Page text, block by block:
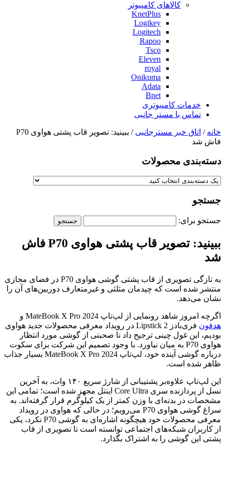
کالاهای کامپیوتر
KnetPlus
Logikey
Logitech
Rapoo
Tsco
Eleven
royal
Onikuma
Adata
Bnet
خدمات کامپیوتری
تماس با مستر جانبی
خانه / اتاق خبر مسترجانبی
/ ببینید: تصویر قاب پشتی هواوی P70
فاش شد
دسته‌بندی‌ محصولات
جستجو
جستجو برای:
ببینید: تصویر قاب پشتی هواوی P70 فاش
شد
به تازگی تصویری از قاب پشتی گوشی هواوی P70 در فضای مجازی
منتشر شده است که چیدمان مثلثی و غیرمتعارف دوربین‌های آن را
نشان می‌دهد.
اگرچه امروز شاهد رونمایی از لپ‌تاپ MateBook X Pro 2024 و
هدفون
فری‌بادز Lipstick 2 در رویداد معرفی محصولات جدید هواوی
بودیم، این غول چینی ترجیح داد تا صحبتی از گوشی مورد انتظار
هواوی P70 به میان نیاورد. با وجود تصمیم این شرکت برای سکوت
درباره گوشی آینده خود، لپ‌تاپ MateBook X Pro 2024 بسیار جذاب
ظاهر شده است.
این لپ‌تاپ علاوه‌بر پشتیبانی از شارژ سریع ۱۴۰ وات، به آخرین
نسل از پردازنده سری Core Ultra اینتل مجهز شده است؛ تمامی این
مشخصات در بدنه‌ای با وزن کمتر از یک کیلوگرم قرار گرفته‌اند. به
سراغ گوشی هواوی P70 می‌رویم؛ در حالی که هواوی در رویداد
معرفی محصولات خود هیچگونه اشاره‌ای به گوشی P70 نکرد، یکی
از کاربران شبکه‌های اجتماعی توانسته است تا تصویری از قاب
پشتی این گوشی را به اشتراک بگذارد.